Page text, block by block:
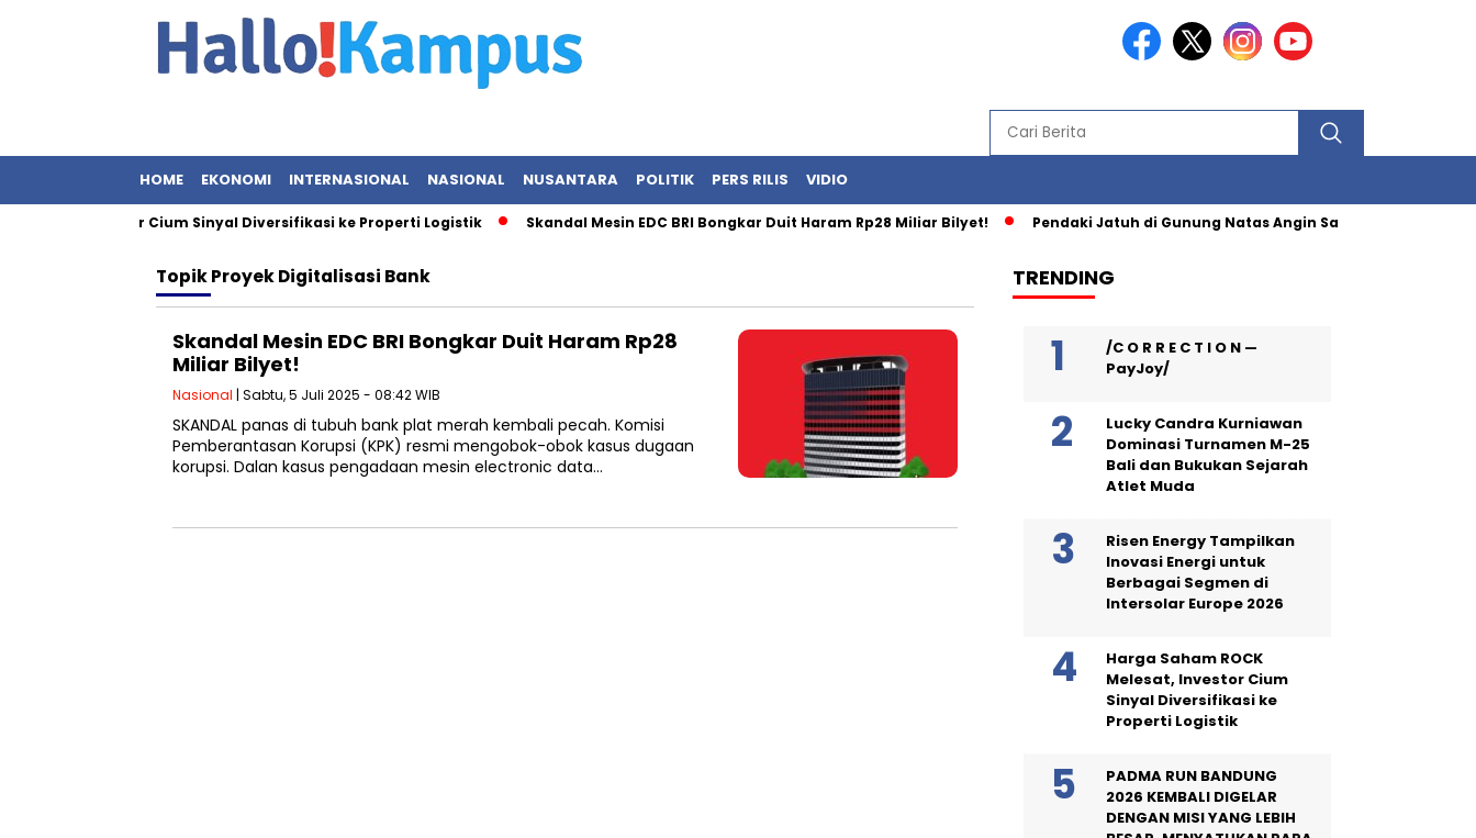
HOME EKONOMI INTERNASIONAL NASIONAL NUSANTARA POLITIK PERS RILIS VIDIO
Investor Cium Sinyal Diversifikasi ke Properti Logistik Skandal Mesin EDC BRI Bongkar Duit Haram Rp28 Miliar Bilyet! Pendaki Jatuh di Gunung Natas Angin Saat Turun Lewat
TopikProyek Digitalisasi Bank
Skandal Mesin EDC BRI Bongkar Duit Haram Rp28
Miliar Bilyet!
Nasional | Sabtu, 5 Juli 2025 - 08:42 WIB
SKANDAL panas di tubuh bank plat merah kembali pecah. Komisi
Pemberantasan Korupsi (KPK) resmi mengobok-obok kasus dugaan
korupsi. Dalan kasus pengadaan mesin electronic data…
TRENDING
/C O R R E C T I O N —
PayJoy/
Lucky Candra Kurniawan
Dominasi Turnamen M-25
Bali dan Bukukan Sejarah
Atlet Muda
Risen Energy Tampilkan
Inovasi Energi untuk
Berbagai Segmen di
Intersolar Europe 2026
Harga Saham ROCK
Melesat, Investor Cium
Sinyal Diversifikasi ke
Properti Logistik
PADMA RUN BANDUNG
2026 KEMBALI DIGELAR
DENGAN MISI YANG LEBIH